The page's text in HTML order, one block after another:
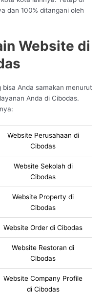
dan 100% ditangani oleh
Website di
Anda samakan menurut
Anda di Cibodas.
Website Perusahaan di
Cibodas
Website Sekolah di
Cibodas
Website Property di
Cibodas
Website Order di Cibodas
Website Restoran di
Cibodas
Website Company Profile
di Cibodas